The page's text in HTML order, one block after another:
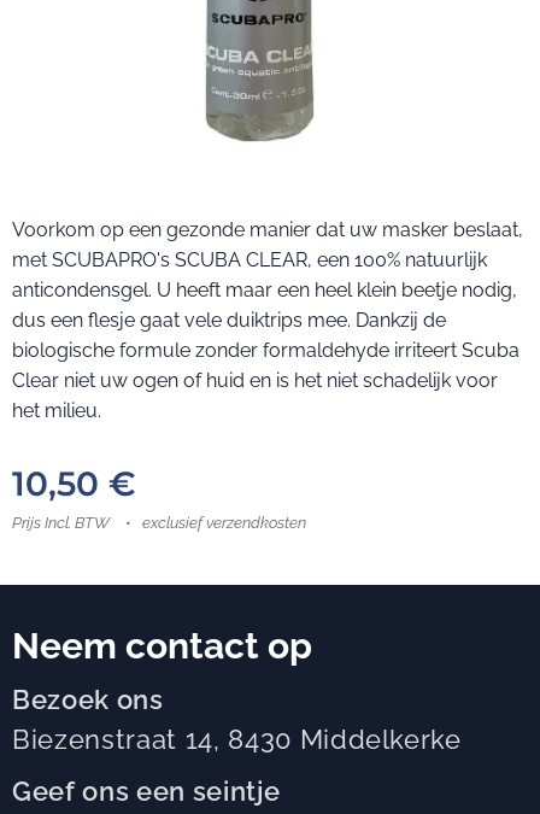
Voorkom op een gezonde manier dat uw masker beslaat,
met SCUBAPRO's SCUBA CLEAR, een 100% natuurlijk
anticondensgel. U heeft maar een heel klein beetje nodig,
dus een flesje gaat vele duiktrips mee. Dankzij de
biologische formule zonder formaldehyde irriteert Scuba
Clear niet uw ogen of huid en is het niet schadelijk voor
het milieu.
10,50 €
Prijs Incl. BTW exclusief verzendkosten
Neem contact op
Bezoek ons
Biezenstraat 14, 8430 Middelkerke
Geef ons een seintje